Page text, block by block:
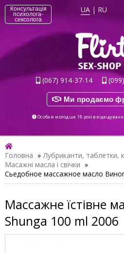
Консультація
психолога-
сексолога
UA | RU
(067) 914-37-14
Ми продаємо
Особам молодше 18 років
Головна » Лубриканти, таблетки,
Масажні масла і свічки »
Сьедобное массажное масло
Массажне їстівне
Shunga 100 ml 2006